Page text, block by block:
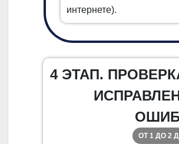
интернете).
4 ЭТАП.
ОТ 1 ДО 2